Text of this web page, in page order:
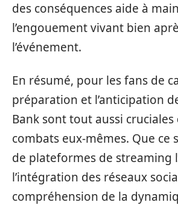
des conséquences aide à
l’engouement vivant bien
l’événement.
En résumé, pour les fans de
préparation et l’anticipation
Bank sont tout aussi cruciales
combats eux-mêmes. Que ce
de plateformes de streaming
l’intégration des réseaux
compréhension de la